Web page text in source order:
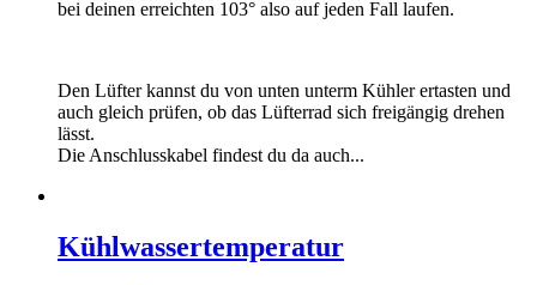
bei deinen erreichten 103° also auf jeden Fall laufen.
Den Lüfter kannst du von unten unterm Kühler ertasten und
auch gleich prüfen, ob das Lüfterrad sich freigängig drehen
lässt.
Die Anschlusskabel findest du da auch...
Kühlwassertemperatur